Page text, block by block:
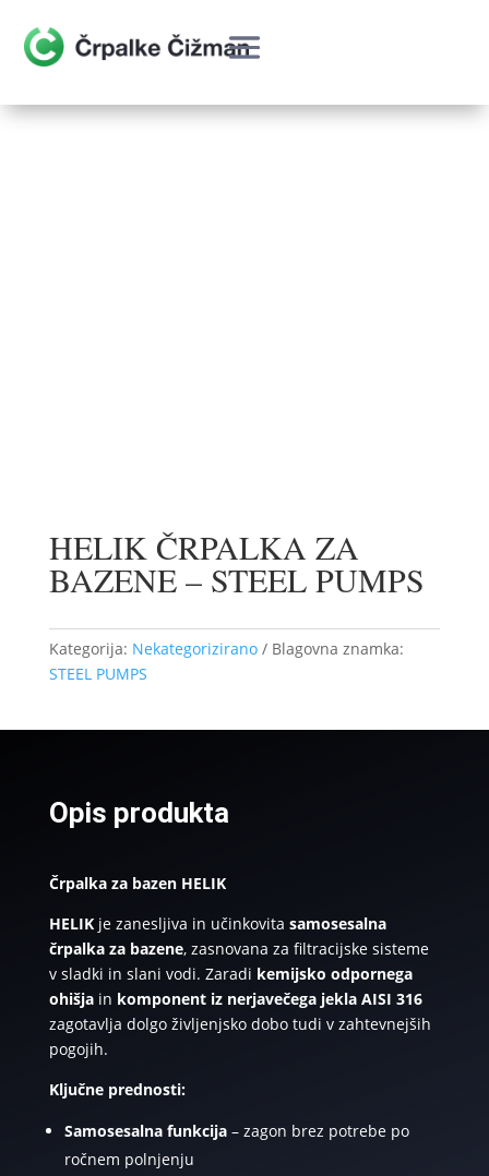
HELIK ČRPALKA ZA
BAZENE – STEEL PUMPS
Kategorija: Nekategorizirano
Blagovna znamka:
STEEL PUMPS
Opis produkta
Črpalka za bazen HELIK
HELIKje zanesljiva in učinkovita samosesalna
črpalka za bazene, zasnovana za filtracijske sisteme
v sladki in slani vodi. Zaradi kemijsko odpornega
ohišjain komponent iz nerjavečega jekla AISI 316
zagotavlja dolgo življenjsko dobo tudi v zahtevnejših
pogojih.
Ključne prednosti:
Samosesalna funkcija– zagon brez potrebe po
ročnem polnjenju